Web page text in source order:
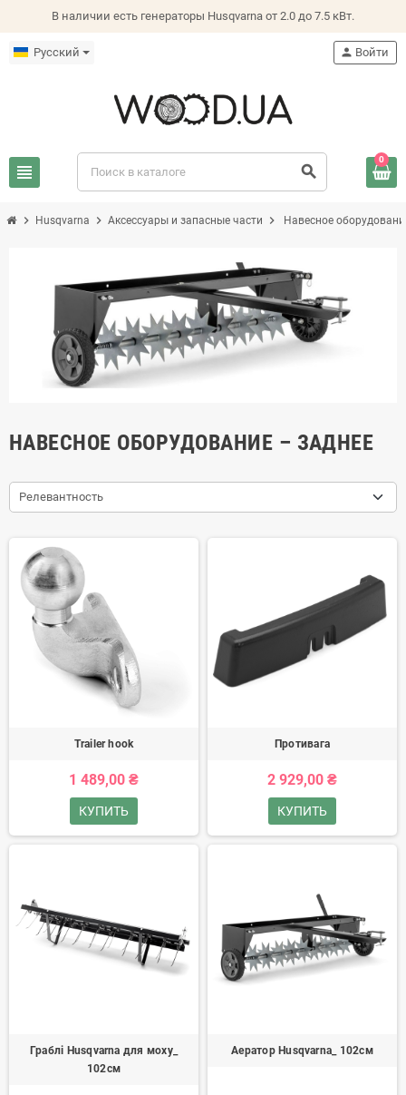
В наличии есть генераторы Husqvarna от 2.0 до 7.5 кВт.
Русский
view_headline search
person Войти
0
chevron_right Husqvarna chevron_right Аксессуары и запасные части chevron_right Навесное
НАВЕСНОЕ ОБОРУДОВАНИЕ – ЗАДНЕЕ
Релевантность
Trailer hook
1 489,00 ₴
КУПИТЬ
Противага
2 929,00 ₴
КУПИТЬ
Граблі Husqvarna для моху_
102см
Аератор Husqvarna_ 102см